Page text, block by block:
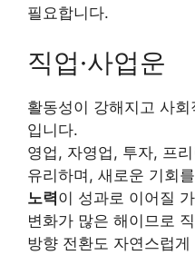
필요합니다.
직업·사업운
활동성이 강해지고 사
입니다.
영업, 자영업, 투자, 프
유리하며, 새로운 기회
노력이 성과로 이어질
변화가 많은 해이므로
방향 전환도 자연스럽